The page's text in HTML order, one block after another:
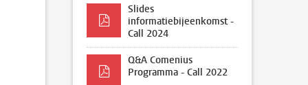
Slides
informatiebijeenkomst -
Call 2024
Q&A Comenius
Programma - Call 2022